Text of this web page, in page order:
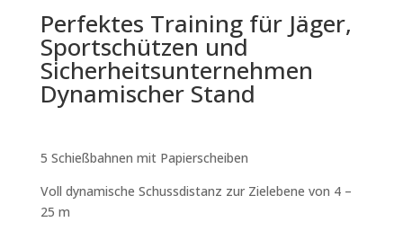
Perfektes Training für Jäger,
Sportschützen und
Sicherheitsunternehmen
Dynamischer Stand
5 Schießbahnen mit Papierscheiben
Voll dynamische Schussdistanz zur Zielebene von 4 –
25 m